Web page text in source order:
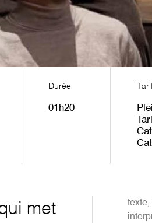
Durée
01h20
met
texte,